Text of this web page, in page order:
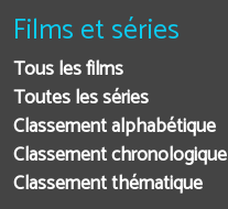
Films et séries
Tous les films
Toutes les séries
Classement alphabétique
Classement chronologique
Classement thématique